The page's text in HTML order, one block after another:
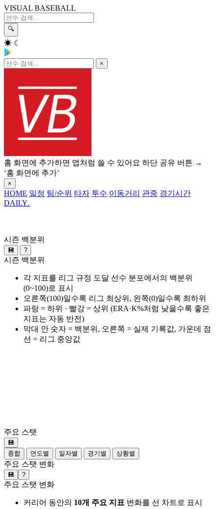
VISUAL BASEBALL
🔍
☀ ☾
×
홈 화면에 추가하면 앱처럼 쓸 수 있어요 하단 공유 버튼 →
‘홈 화면에 추가’
×
HOME 일정 팀/순위 타자 투수 이동거리 관중 경기시간
DAILY.
시즌 백분위
💾 ?
시즌 백분위
각 지표를 리그 규정 도달 선수 분포에서의 백분위
(0~100)로 표시
오른쪽(100)일수록 리그 최상위, 왼쪽(0)일수록 최하위
파랑 = 하위 · 빨강 = 상위 (ERA·K%처럼 낮을수록 좋은
지표는 자동 반전)
막대 안 숫자 = 백분위, 오른쪽 = 실제 기록값, 가운데 점
선 = 리그 중앙값
주요 스탯
💾
종합
연도별 일자별 경기별 상황별
주요 스탯 변화
💾 ?
주요 스탯 변화
커리어 동안의 10개 주요 지표 변화를 선 차트로 표시